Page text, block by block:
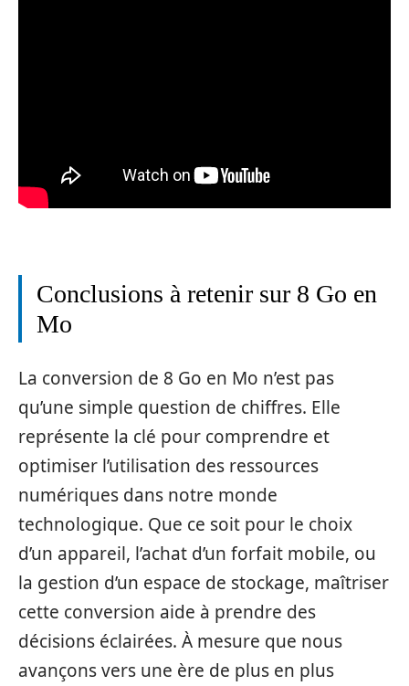
Conclusions à retenir sur 8 Go en
Mo
La conversion de 8 Go en Mo n’est pas
qu’une simple question de chiffres. Elle
représente la clé pour comprendre et
optimiser l’utilisation des ressources
numériques dans notre monde
technologique. Que ce soit pour le choix
d’un appareil, l’achat d’un forfait mobile, ou
la gestion d’un espace de stockage, maîtriser
cette conversion aide à prendre des
décisions éclairées. À mesure que nous
avançons vers une ère de plus en plus